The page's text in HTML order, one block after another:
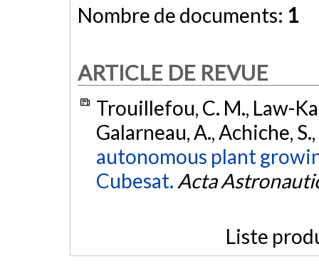
Nombre de documents: 1
ARTICLE DE REVUE
Trouillefou, C. M., Law-
Galarneau, A., Achiche,
autonomous plant
Cubesat. Acta
Liste